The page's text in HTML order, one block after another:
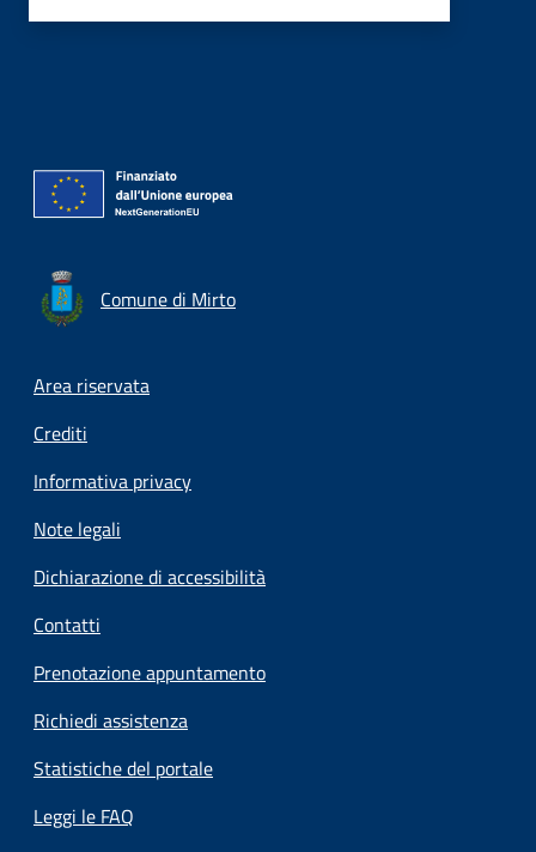
Comune di Mirto
Footer menu
Area riservata
Crediti
Informativa privacy
Note legali
Dichiarazione di accessibilità
Contatti
Prenotazione appuntamento
Richiedi assistenza
Statistiche del portale
Leggi le FAQ